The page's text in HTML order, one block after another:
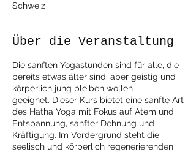
Schweiz
Über die Veranstaltung
Die sanften Yogastunden sind für alle, die
bereits etwas älter sind, aber geistig und
körperlich jung bleiben wollen
geeignet. Dieser Kurs bietet eine sanfte Art
des Hatha Yoga mit Fokus auf Atem und
Entspannung, sanfter Dehnung und
Kräftigung. Im Vordergrund steht die
seelisch und körperlich regenerierenden